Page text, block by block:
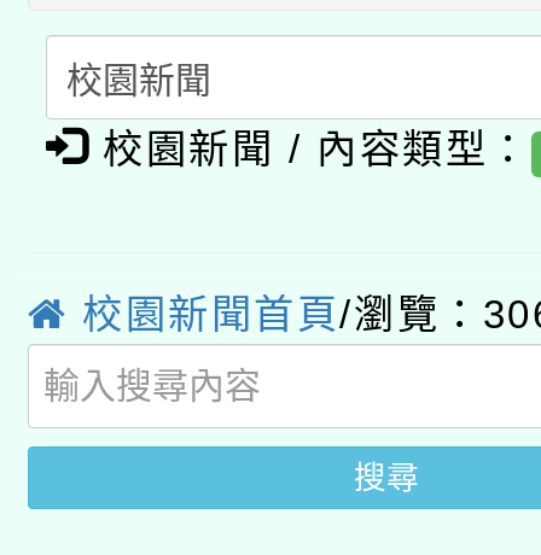
暨閱讀推動專業研習
科技賦能─人工智慧
礎課程
A3數位素養講師名單
「數位內容與教學軟
薪期間赴陸應申請許可
業技術研究院辦理「
用水績優單位及節水達
115年8月22日(星期六
桃園市孔廟祈福系列
開 智慧啟航」
2026年桃園地景藝術
校園新聞 / 內容類型：
校園新聞首頁/瀏覽：
搜尋